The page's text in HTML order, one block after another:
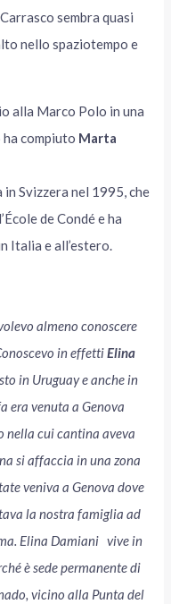
sembra quasi
nello spaziotempo e
alla Marco Polo in una
compiuto Marta
in Svizzera nel 1995, che
de Condé e ha
Italia e all’estero.
almeno conoscere
in effettiElina
in Uruguay e anche in
era venuta a Genova
nella cui cantina aveva
si affaccia in una zona
veniva a Genova dove
la nostra famiglia ad
Elina Damiani vive in
è sede permanente di
vicino alla Punta del